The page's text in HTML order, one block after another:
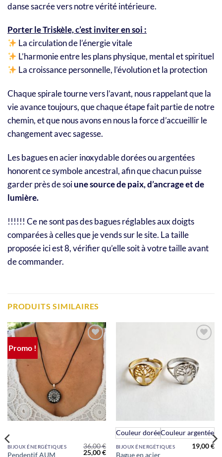
danse sacrée vers notre vérité intérieure.
Porter le Triskèle, c’est inviter en soi :
La circulation de l’énergie vitale
L’harmonie entre les plans physique, mental et spirituel
La croissance personnelle, l’évolution et la protection
Chaque spirale tourne vers l’avant, nous rappelant que la
vie avance toujours, que chaque étape fait partie de notre
chemin, et que nous avons en nous la force d’accueillir le
changement avec sagesse.
Les bagues en acier inoxydable dorées ou argentées
honorent ce symbole ancestral, afin que chacun puisse
garder près de soiune source de paix, d’ancrage et de
lumière.
!!!!!! Ce ne sont pas des bagues réglables aux doigts
comparées à celles que je vends sur le site. La taille
proposée ici est 8, vérifier qu’elle soit à votre taille avant
de commander.
PRODUITS SIMILAIRES
Promo !
à la liste
de
BIJOUX ÉNERGÉTIQUES
Pendentif AUM
36,00€
Le
25,00€Le
de
souhaits
Couleur doréeCouleur argentée
BIJOUX ÉNERGÉTIQUES
Bague en acier
19,00€
Ce
produit
a